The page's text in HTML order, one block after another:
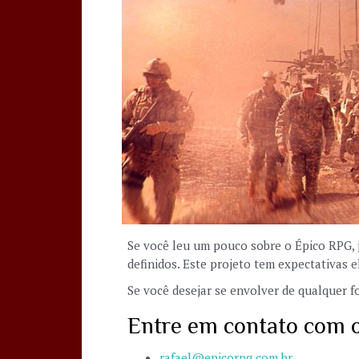
Se você leu um pouco sobre o Épico
definidos. Este projeto tem expectativas
Se você desejar se envolver de qualquer
Entre em contato com